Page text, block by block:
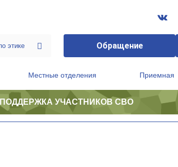
Обращение
Местные отделения Приемная
ПОДДЕРЖКА УЧАСТНИКОВ СВО